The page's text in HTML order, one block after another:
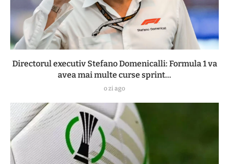
Directorul executiv Stefano Domenicalli: Formula 1 va
avea mai multe curse sprint...
o zi ago